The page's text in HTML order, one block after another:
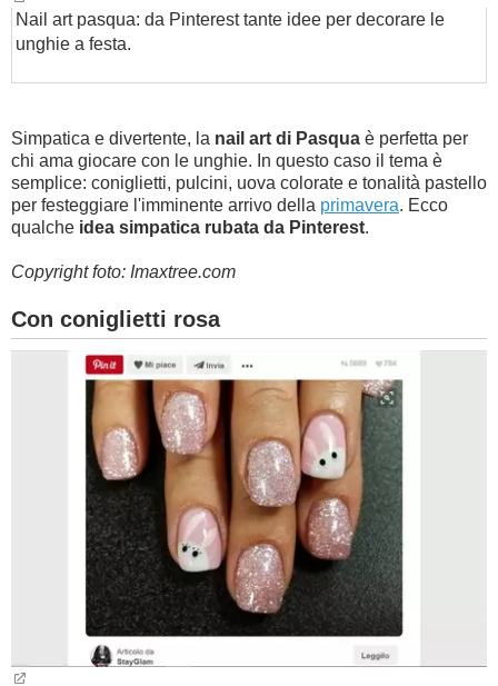
Nail art pasqua: da Pinterest tante idee per decorare le
unghie a festa.
Simpatica e divertente, la nail art di Pasqua è perfetta per
chi ama giocare con le unghie. In questo caso il tema è
semplice: coniglietti, pulcini, uova colorate e tonalità pastello
per festeggiare l'imminente arrivo della primavera. Ecco
qualche idea simpatica rubata da Pinterest.
Copyright foto: Imaxtree.com
Con coniglietti rosa